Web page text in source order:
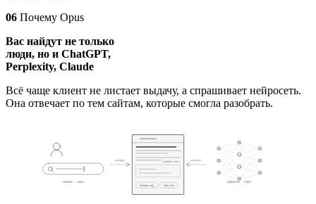
06 Почему Opus
Вас найдут не только
люди, но и ChatGPT,
Perplexity, Claude
Всё чаще клиент не листает выдачу, а спрашивает нейросеть.
Она отвечает по тем сайтам, которые смогла разобрать.
прямой ответ
Schema.org llms.txt
человек · поиск нейросеть · ответ
находит цитирует